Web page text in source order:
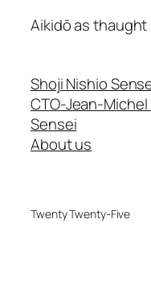
Aikidō as
Shoji Nishio
CTO-Jean-Michel
Sensei
About us
Twenty Twenty-Five